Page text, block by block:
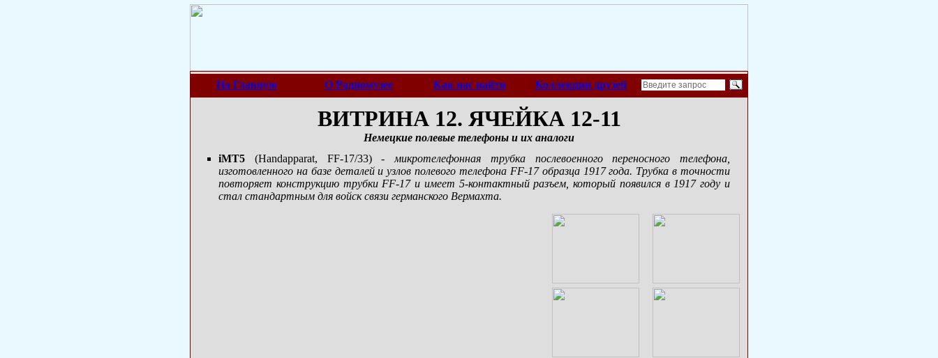
На Главную О Радиомузее Как нас найти Коллекции друзей
ВИТРИНА 12. ЯЧЕЙКА 12-11
Немецкие полевые телефоны и их аналоги
iMT5 (Handapparat, FF-17/33)- микротелефонная трубка послевоенного переносного телефона,
изготовленного на базе деталей и узлов полевого телефона FF-17 образца 1917 года. Трубка в точности
повторяет конструкцию трубки FF-17 и имеет 5-контактный разъем, который появился в 1917 году и
стал стандартным для войск связи германского Вермахта.